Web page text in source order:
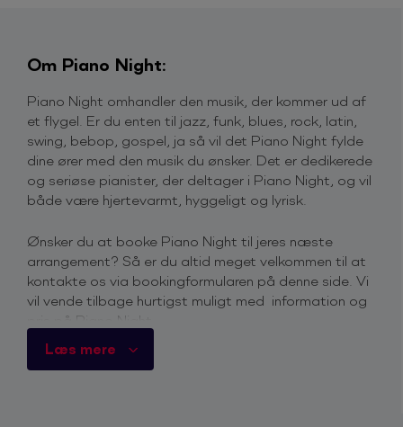
Om Piano Night:
Piano Night omhandler den musik, der kommer ud af
et flygel. Er du enten til jazz, funk, blues, rock, latin,
swing, bebop, gospel, ja så vil det Piano Night fylde
dine ører med den musik du ønsker. Det er dedikerede
og seriøse pianister, der deltager i Piano Night, og vil
både være hjertevarmt, hyggeligt og lyrisk.
Ønsker du at booke Piano Night til jeres næste
arrangement? Så er du altid meget velkommen til at
kontakte os via bookingformularen på denne side. Vi
vil vende tilbage hurtigst muligt med information og
pris på Piano Night.
Læs mere